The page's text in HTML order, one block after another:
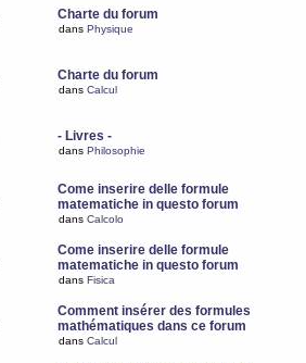
Charte du forum
dans Physique
Charte du forum
dans Calcul
- Livres -
dans Philosophie
Come inserire delle formule
matematiche in questo forum
dans Calcolo
Come inserire delle formule
matematiche in questo forum
dans Fisica
Comment insérer des formules
mathématiques dans ce forum
dans Calcul